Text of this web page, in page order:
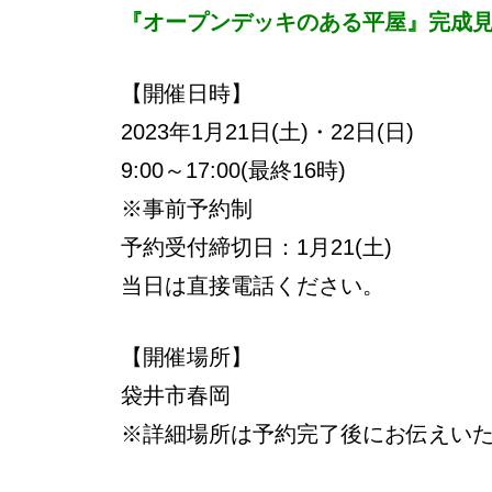
『オープンデッキのある平屋』完成
【開催日時】
2023年1月21日(土)・22日(日)
9:00～17:00(最終16時)
※事前予約制
予約受付締切日：1月21(土)
当日は直接電話ください。
【開催場所】
袋井市春岡
※詳細場所は予約完了後にお伝えいた